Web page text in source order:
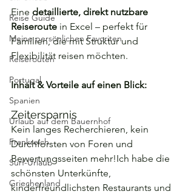
Reise Guide
Meine persönlichen Favoriten
Reiserouten
Portugal
Spanien
Urlaub auf dem Bauernhof
Frankreich
Surf-Urlaub
Griechenland
Eine detaillierte, direkt nutzbare
Reiseroute in Excel – perfekt für
Familien, die mit Struktur und
Flexibilität reisen möchten.
Inhalt & Vorteile auf einen Blick:
Zeitersparnis
Kein langes Recherchieren, kein
Durchforsten von Foren und
Bewertungsseiten mehr!Ich habe die
schönsten Unterkünfte,
kinderfreundlichsten Restaurants und